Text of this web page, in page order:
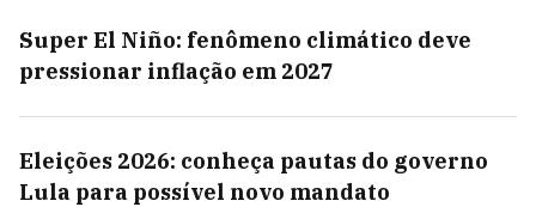
Super El Niño: fenômeno climático deve
pressionar inflação em 2027
Eleições 2026: conheça pautas do governo
Lula para possível novo mandato